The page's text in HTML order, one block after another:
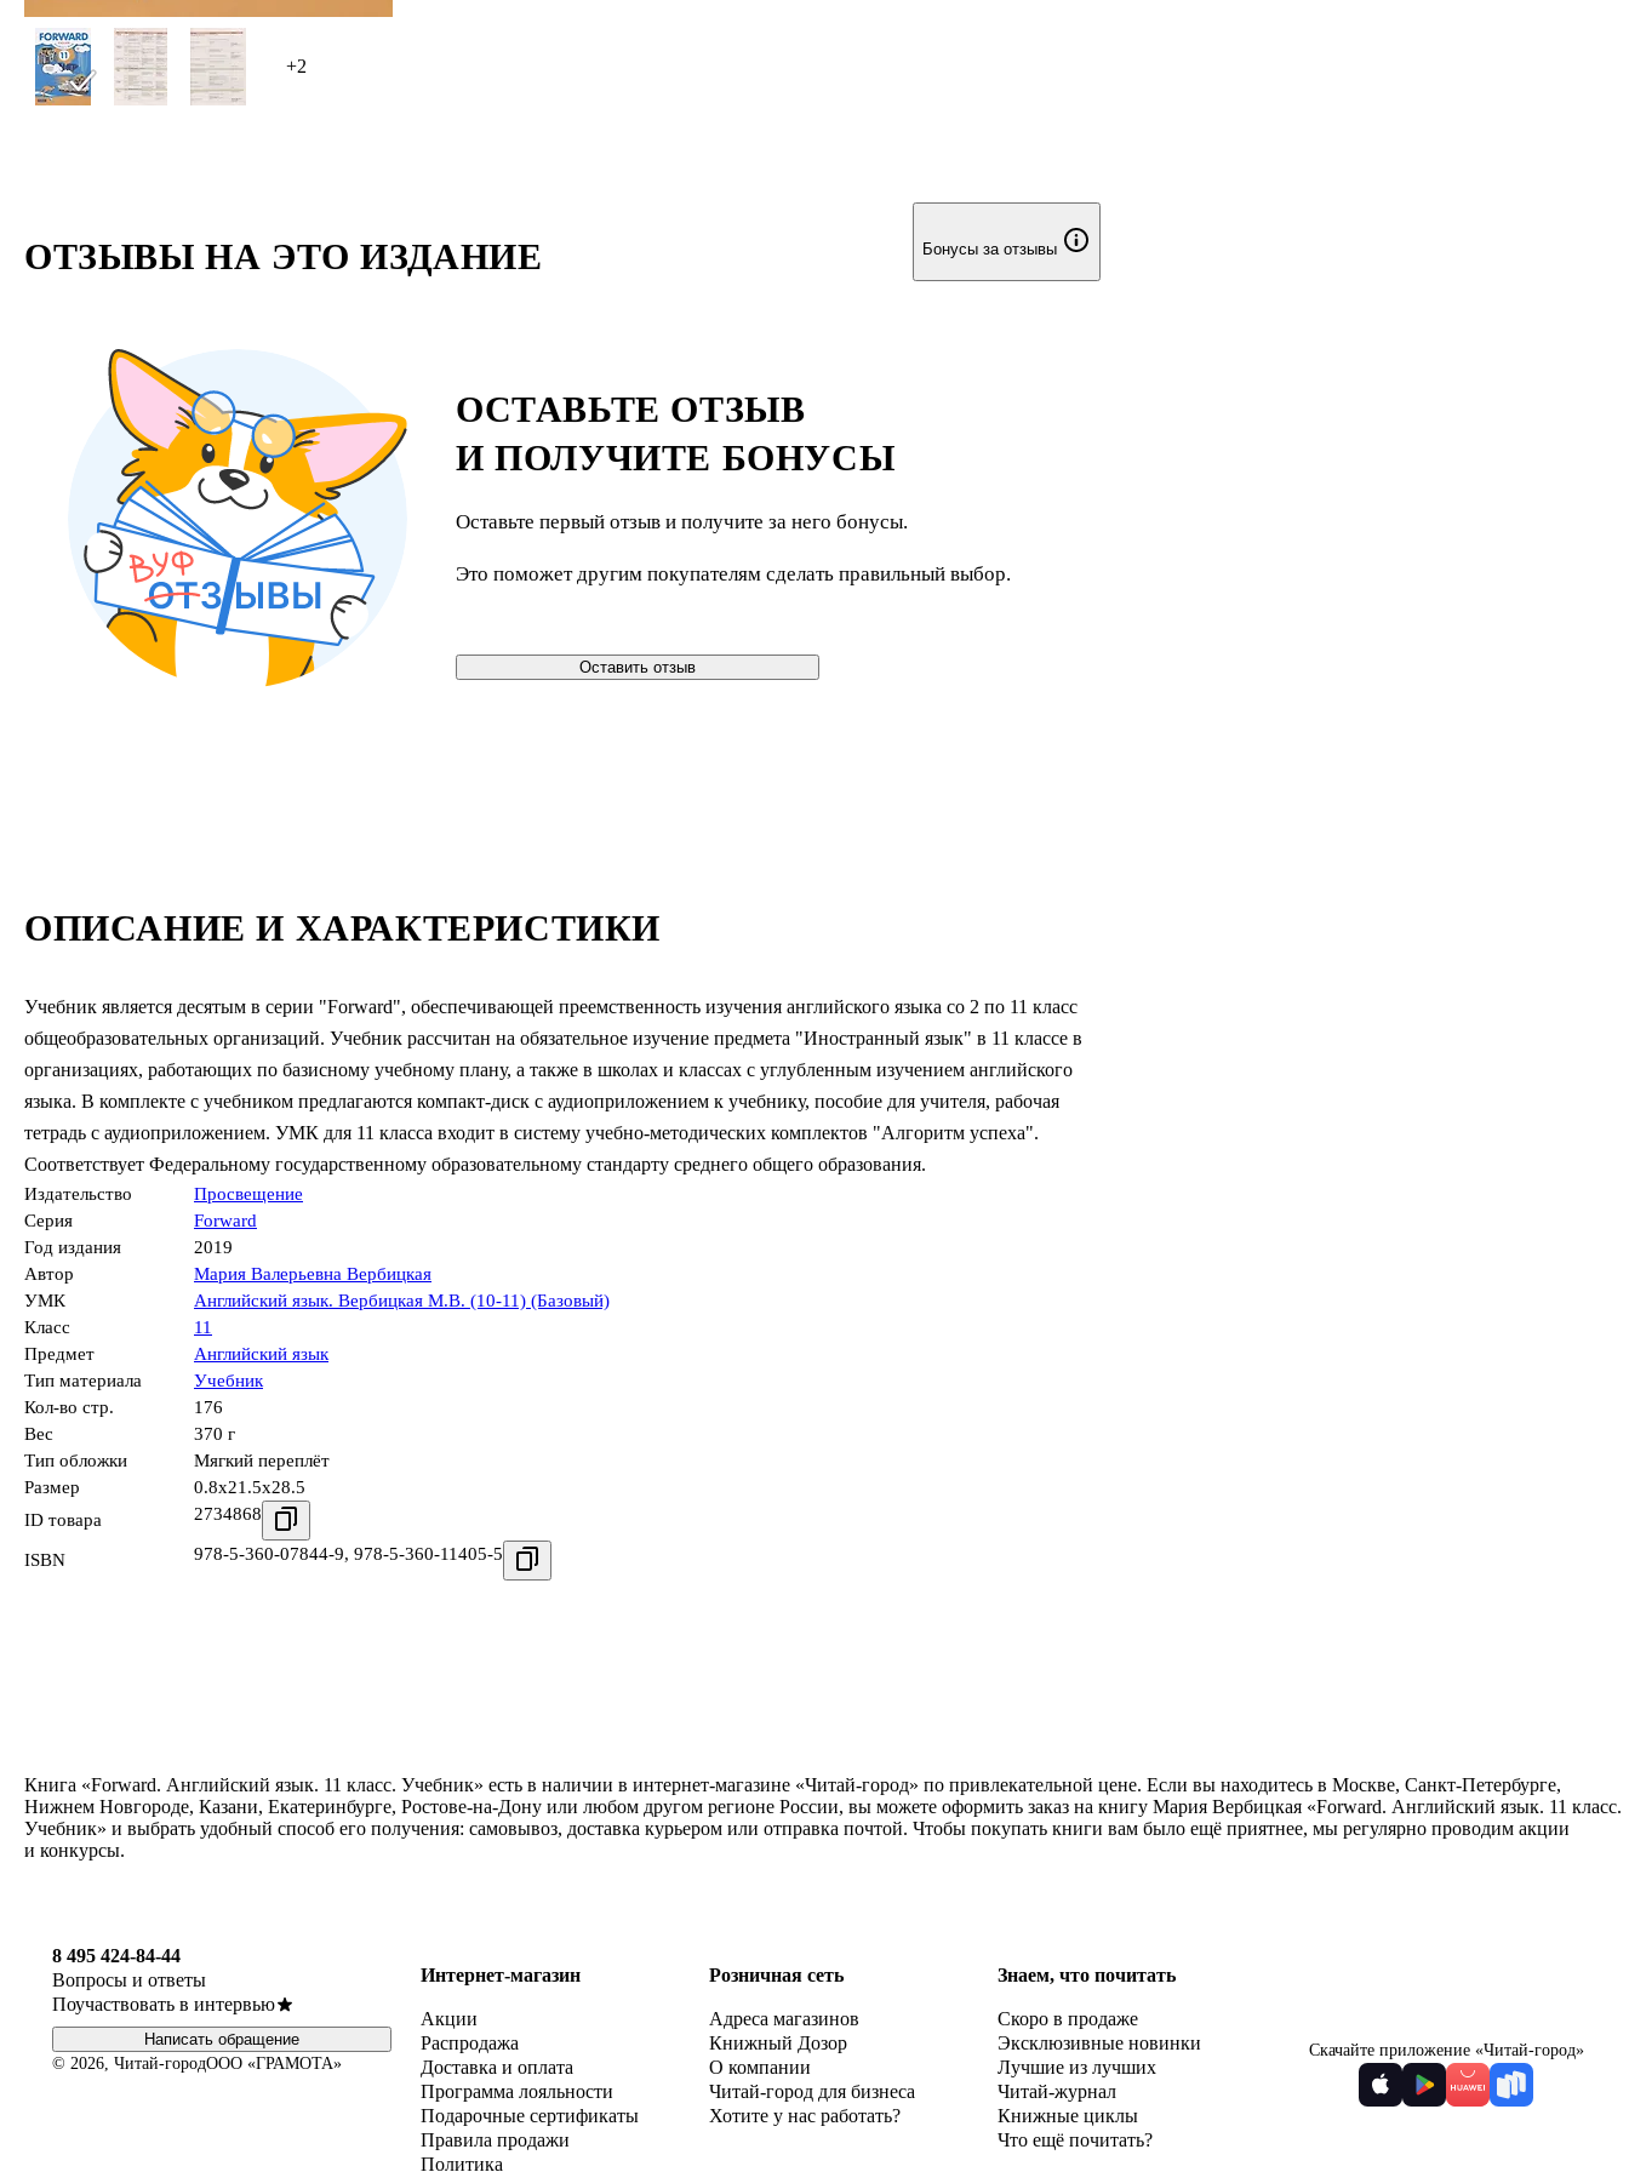
+2
ОПИСАНИЕ И ХАРАКТЕРИСТИКИ
Учебник является десятым в серии "Forward", обеспечивающей преемственность изучения английского языка со 2 по 11 класс
общеобразовательных организаций. Учебник рассчитан на обязательное изучение предмета "Иностранный язык" в 11 классе в
организациях, работающих по базисному учебному плану, а также в школах и классах с углубленным изучением английского
языка. В комплекте с учебником предлагаются компакт-диск с аудиоприложением к учебнику, пособие для учителя, рабочая
тетрадь c аудиоприложением. УМК для 11 класса входит в систему учебно-методических комплектов "Алгоритм успеха".
Соответствует Федеральному государственному образовательному стандарту среднего общего образования.
Издательство
Просвещение
Серия
Forward
Год издания
2019
Автор
Мария Валерьевна Вербицкая
УМК
Английский язык. Вербицкая М.В. (10-11) (Базовый)
Класс
11
Предмет
Английский язык
Тип материала
Учебник
Кол-во стр.
176
Вес
370 г
Тип обложки
Мягкий переплёт
Размер
0.8x21.5x28.5
ID товара
2734868
ISBN 978-5-360-07844-9, 978-5-360-11405-5
ОТЗЫВЫ НА ЭТО ИЗДАНИЕ Бонусы за отзывы
ОСТАВЬТЕ ОТЗЫВ
И ПОЛУЧИТЕ БОНУСЫ
Оставьте первый отзыв и получите за него бонусы.
Это поможет другим покупателям сделать правильный выбор.
Оставить отзыв
Книга «Forward. Английский язык. 11 класс. Учебник» есть в наличии в интернет-магазине «Читай-город» по привлекательной цене. Если вы находитесь в Москве, Санкт-Петербурге,
Нижнем Новгороде, Казани, Екатеринбурге, Ростове-на-Дону или любом другом регионе России, вы можете оформить заказ на книгу Мария Вербицкая «Forward. Английский язык. 11 класс.
Учебник» и выбрать удобный способ его получения: самовывоз, доставка курьером или отправка почтой. Чтобы покупать книги вам было ещё приятнее, мы регулярно проводим акции
и конкурсы.
8 495 424-84-44
Вопросы и ответы
Поучаствовать в интервью
Написать обращение
© 2026, Читай-городООО «ГРАМОТА»
Интернет-магазин
Акции
Распродажа
Доставка и оплата
Программа лояльности
Подарочные сертификаты
Правила продажи
Политика
Розничная сеть
Адреса магазинов
Книжный Дозор
О компании
Читай-город для бизнеса
Хотите у нас работать?
Знаем, что почитать
Скоро в продаже
Эксклюзивные новинки
Лучшие из лучших
Читай-журнал
Книжные циклы
Что ещё почитать?
Скачайте приложение «Читай-город»